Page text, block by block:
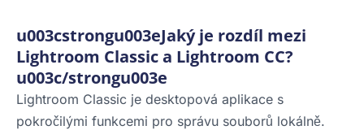
u003cstrongu003eJaký je rozdíl mezi
Lightroom Classic a Lightroom CC?
u003c/strongu003e
Lightroom Classic je desktopová aplikace s
pokročilými funkcemi pro správu souborů lokálně.